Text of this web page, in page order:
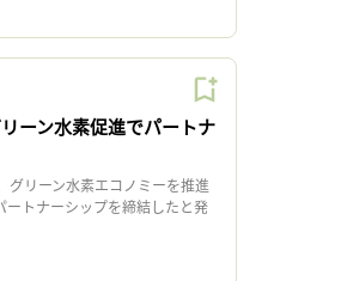
ーン水素促進でパートナ
リーン水素エコノミーを推進
ートナーシップを締結したと発